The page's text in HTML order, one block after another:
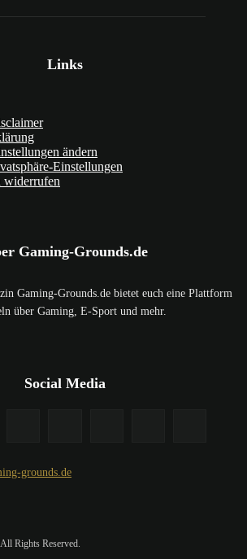
Links
ändern
Einstellungen
Gaming-Grounds.de
Gaming-Grounds.de bietet euch eine Plattform
über Gaming, E-Sport und mehr.
Social Media
grounds.de
Rights Reserved.